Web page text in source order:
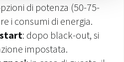
di potenza (50-75-
i consumi di energia.
: dopo black-out, si
impostata.